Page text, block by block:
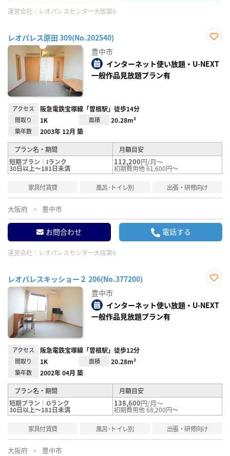
運営会社： レオパレスセンター大阪第6
レオパレス原田 309(No.202540)
り登
録
豊中市
インターネット使い放題・U-NEXT
一般作品見放題プラン有
アクセス 阪急電鉄宝塚線「曽根駅」徒歩14分
間取り 1K 面積 20.28m²
築年数 2003年 12月 築
プラン名・期間
月額目安
短期プラン｜Iランク
30日以上～181日未満
112,200円/月～
初期費用他 61,600円～
家具付賃貸 風呂･トイレ別 出張・研修向け
大阪府 豊中市
お問合わせ 電話する
運営会社： レオパレスセンター大阪第6
レオパレスキッショー２ 206(No.377200)
り登
録
豊中市
インターネット使い放題・U-NEXT
一般作品見放題プラン有
アクセス 阪急電鉄宝塚線「曽根駅」徒歩12分
間取り 1K 面積 20.28m²
築年数 2002年 04月 築
プラン名・期間
月額目安
短期プラン｜Oランク
30日以上～181日未満
138,600円/月～
初期費用他 68,200円～
家具付賃貸 風呂･トイレ別 出張・研修向け
大阪府 豊中市